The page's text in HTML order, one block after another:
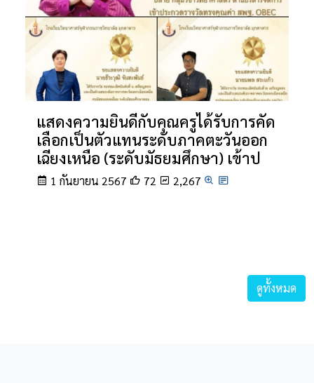
แสดงความยินดีกับคุณครูได้รับการคัด
เลือกเป็นตัวแทนระดับภาคตะวันออก
เฉียงเหนือ (ระดับมัธยมศึกษา) เข้าป
1 กันยายน 2567 72 2,267
ดูทั้งหมด